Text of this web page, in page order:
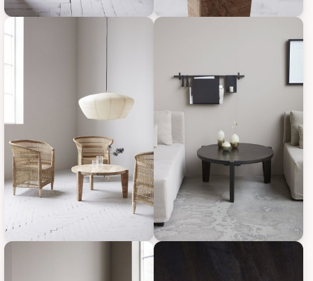
House Doctor Couchtisch Bali, Bild 1House Doctor Couchtisch Bali,
House Doctor Couchtisch Bali, Bild 3House Doctor Couchtisch Bali,